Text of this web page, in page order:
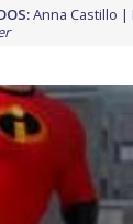
Anna Castillo